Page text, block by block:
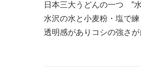
日本三大うどんの一つ ”
水沢の水と小麦粉・塩で練
透明感がありコシの強さが